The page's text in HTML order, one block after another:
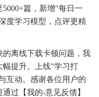
篇，新增"每日一
度学习模型，点评更精
的离线下载卡顿问题，我
幅提升。上线"学习打
互动。感谢各位用户的
过【我的-意见反馈】